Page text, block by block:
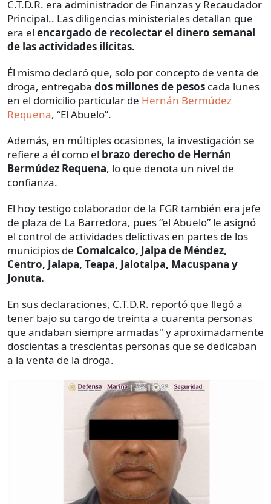
C.T.D.R. era administrador de Finanzas y Recaudador
Principal.. Las diligencias ministeriales detallan que
era el encargado de recolectar el dinero semanal
de las actividades ilícitas.
Él mismo declaró que, solo por concepto de venta de
droga, entregaba dos millones de pesos cada lunes
en el domicilio particular de Hernán Bermúdez
Requena, “El Abuelo”.
Además, en múltiples ocasiones, la investigación se
refiere a él como el brazo derecho de Hernán
Bermúdez Requena, lo que denota un nivel de
confianza.
El hoy testigo colaborador de la FGR también era jefe
de plaza de La Barredora, pues “el Abuelo” le asignó
el control de actividades delictivas en partes de los
municipios de Comalcalco, Jalpa de Méndez,
Centro, Jalapa, Teapa, Jalotalpa, Macuspana y
Jonuta.
En sus declaraciones, C.T.D.R. reportó que llegó a
tener bajo su cargo de treinta a cuarenta personas
que andaban siempre armadas" y aproximadamente
doscientas a trescientas personas que se dedicaban
a la venta de la droga.